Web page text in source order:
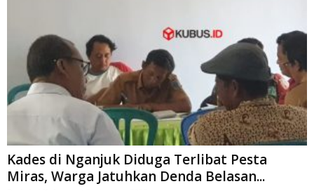
Kades di Nganjuk Diduga Terlibat Pesta
Miras, Warga Jatuhkan Denda Belasan...